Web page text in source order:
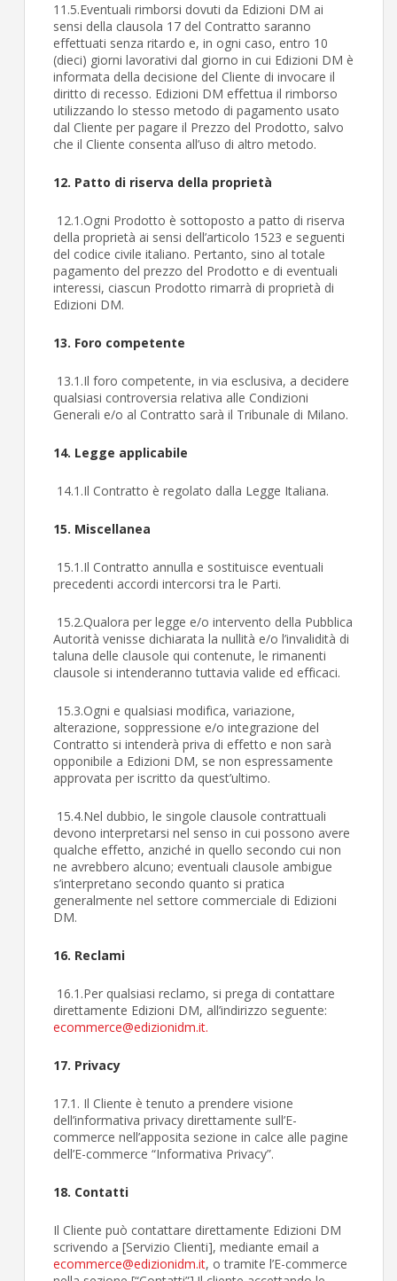
11.5.Eventuali rimborsi dovuti da Edizioni DM ai
sensi della clausola 17 del Contratto saranno
effettuati senza ritardo e, in ogni caso, entro 10
(dieci) giorni lavorativi dal giorno in cui Edizioni DM è
informata della decisione del Cliente di invocare il
diritto di recesso. Edizioni DM effettua il rimborso
utilizzando lo stesso metodo di pagamento usato
dal Cliente per pagare il Prezzo del Prodotto, salvo
che il Cliente consenta all’uso di altro metodo.
12. Patto di riserva della proprietà
12.1.Ogni Prodotto è sottoposto a patto di riserva
della proprietà ai sensi dell’articolo 1523 e seguenti
del codice civile italiano. Pertanto, sino al totale
pagamento del prezzo del Prodotto e di eventuali
interessi, ciascun Prodotto rimarrà di proprietà di
Edizioni DM.
13. Foro competente
13.1.Il foro competente, in via esclusiva, a decidere
qualsiasi controversia relativa alle Condizioni
Generali e/o al Contratto sarà il Tribunale di Milano.
14. Legge applicabile
14.1.Il Contratto è regolato dalla Legge Italiana.
15. Miscellanea
15.1.Il Contratto annulla e sostituisce eventuali
precedenti accordi intercorsi tra le Parti.
15.2.Qualora per legge e/o intervento della Pubblica
Autorità venisse dichiarata la nullità e/o l’invalidità di
taluna delle clausole qui contenute, le rimanenti
clausole si intenderanno tuttavia valide ed efficaci.
15.3.Ogni e qualsiasi modifica, variazione,
alterazione, soppressione e/o integrazione del
Contratto si intenderà priva di effetto e non sarà
opponibile a Edizioni DM, se non espressamente
approvata per iscritto da quest’ultimo.
15.4.Nel dubbio, le singole clausole contrattuali
devono interpretarsi nel senso in cui possono avere
qualche effetto, anziché in quello secondo cui non
ne avrebbero alcuno; eventuali clausole ambigue
s’interpretano secondo quanto si pratica
generalmente nel settore commerciale di Edizioni
DM.
16. Reclami
16.1.Per qualsiasi reclamo, si prega di contattare
direttamente Edizioni DM, all’indirizzo seguente:
ecommerce@edizionidm.it.
17. Privacy
17.1. Il Cliente è tenuto a prendere visione
dell’informativa privacy direttamente sull’E-
commerce nell’apposita sezione in calce alle pagine
dell’E-commerce “Informativa Privacy”.
18. Contatti
Il Cliente può contattare direttamente Edizioni DM
scrivendo a [Servizio Clienti], mediante email a
ecommerce@edizionidm.it, o tramite l’E-commerce